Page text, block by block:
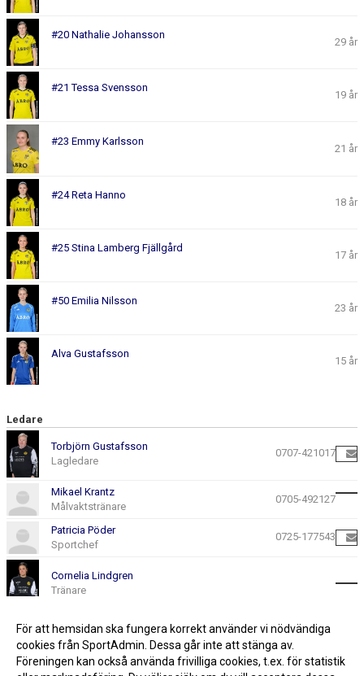
#20 Nathalie Johansson
29 år
#21 Tessa Svensson
19 år
#23 Emmy Karlsson
21 år
#24 Reta Hanno
18 år
#25 Stina Lamberg Fjällgård
17 år
#50 Emilia Nilsson
23 år
Alva Gustafsson
15 år
Ledare
Torbjörn Gustafsson
Lagledare
0707-421017
Mikael Krantz
Målvaktstränare
0705-492127
Patricia Pöder
Sportchef
0725-177543
Cornelia Lindgren
Tränare
Per Lindqvist
Tränare
För att hemsidan ska fungera korrekt använder vi nödvändiga
cookies från SportAdmin. Dessa går inte att stänga av.
Föreningen kan också använda frivilliga cookies, t.ex. för statistik